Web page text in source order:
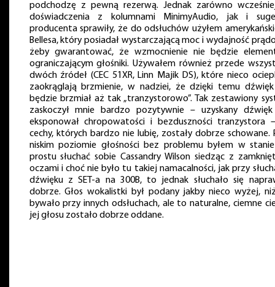
podchodzę z pewną rezerwą. Jednak zarówno
doświadczenia z kolumnami MinimyAudio, jak i
producenta sprawiły, że do odsłuchów użyłem
Bellesa, który posiadał wystarczającą moc i wydajność
żeby gwarantować, że wzmocnienie nie będzie
ograniczającym głośniki. Używałem również przede
dwóch źródeł (CEC 51XR, Linn Majik DS), które nieco
zaokrąglają brzmienie, w nadziei, że dzięki temu
będzie brzmiał aż tak „tranzystorowo”. Tak zestawiony
zaskoczył mnie bardzo pozytywnie – uzyskany
eksponował chropowatości i bezduszności tranzystora
cechy, których bardzo nie lubię, zostały dobrze schowane.
niskim poziomie głośności bez problemu byłem w
prostu słuchać sobie Cassandry Wilson siedząc z
oczami i choć nie było tu takiej namacalności, jak przy
dźwięku z SET-a na 300B, to jednak słuchało się
dobrze. Głos wokalistki był podany jakby nieco wyżej,
bywało przy innych odsłuchach, ale to naturalne, ciemne
jej głosu zostało dobrze oddane.